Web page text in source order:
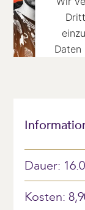
Daten
Dauer:
Kosten: